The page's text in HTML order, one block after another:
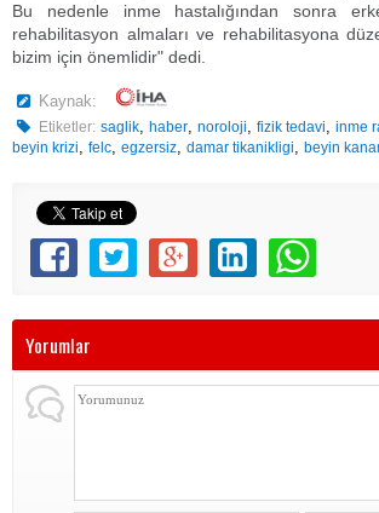
Bu nedenle inme hastalığından sonra
rehabilitasyon almaları ve rehabilitasyona
bizim için önemlidir" dedi.
Kaynak:
Etiketler: saglik,haber,noroloji,fizik tedavi,inme
beyin krizi, felc, egzersiz, damar tikanikligi, beyin
Yorumlar